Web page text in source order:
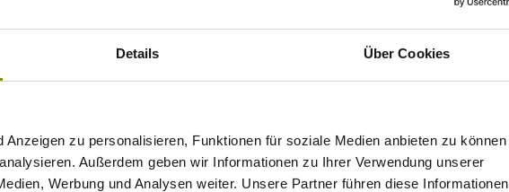
Details Über Cookies
zu personalisieren, Funktionen für soziale Medien anbieten zu können
Außerdem geben wir Informationen zu Ihrer Verwendung unserer
Werbung und Analysen weiter. Unsere Partner führen diese Informationen